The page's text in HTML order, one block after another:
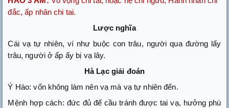
đắc, ấp nhân chi tai.
Lược nghĩa
Cái vạ tự nhiên, ví như buộc con trâu, người qua đường lấy
trâu, người ở ấp ấy bị vạ lây.
Hà Lạc giải đoán
Ý Hào: vốn không làm nên vạ mà vạ tự nhiên đến.
Mệnh hợp cách: đức đủ để cầu tránh được tai vạ, hưởng phú